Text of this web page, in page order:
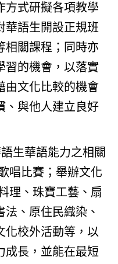
方式研擬各項教學
華語生開設正規班
相關課程；同時亦
習的機會，以落實
由文化比較的機會
、與他人建立良好
生華語能力之相關
唱比賽；舉辦文化
理、珠寶工藝、扇
、原住民織染、
化校外活動等，以
成長，並能在最短